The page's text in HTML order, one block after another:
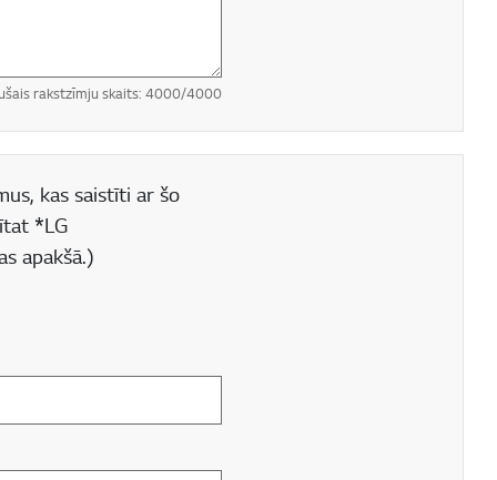
rakstzīmju skaits: 4000/4000
kas saistīti ar šo
*LG
apakšā.)